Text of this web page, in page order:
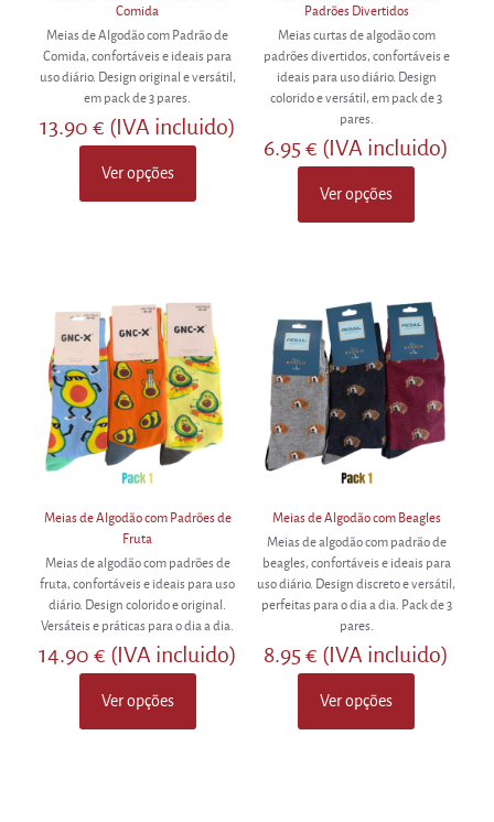
Comida
Meias de Algodão com Padrão de
Comida, confortáveis e ideais para
uso diário. Design original e versátil,
em pack de 3 pares.
13.90 € (IVA incluido)
Ver opções
product
options
chosen
on
the
product
page
Padrões Divertidos
Meias curtas de algodão com
padrões divertidos, confortáveis e
ideais para uso diário. Design
colorido e versátil, em pack de 3
pares.
6.95€ (IVA incluido)
Ver opções
product
options
may
be
chosen
on
the
product
Meias de Algodão com Padrões de
Fruta
Meias de algodão com padrões de
fruta, confortáveis e ideais para uso
diário. Design colorido e original.
Versáteis e práticas para o dia a dia.
14.90 € (IVA incluido)
Ver opções
product
Meias de Algodão com Beagles
Meias de algodão com padrão de
beagles, confortáveis e ideais para
uso diário. Design discreto e versátil,
perfeitas para o dia a dia. Pack de 3
pares.
8.95€ (IVA incluido)
Ver opções
product